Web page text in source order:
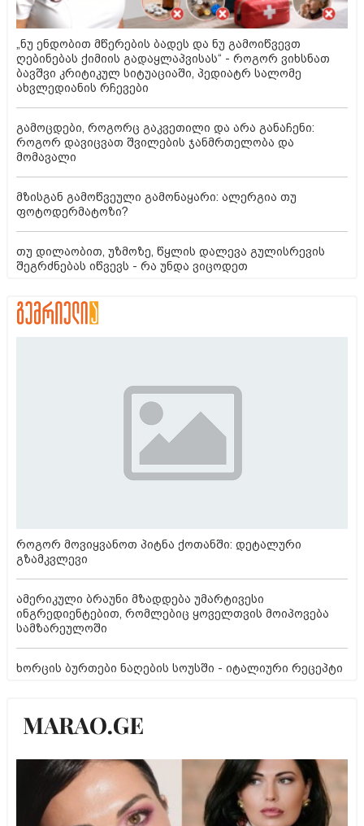
„ნუ ენდობით მწერების ბადეს და ნუ გამოიწვევთ
ღებინებას ქიმიის გადაყლაპვისას“ - როგორ ვიხსნათ
ბავშვი კრიტიკულ სიტუაციაში, პედიატრ სალომე
ახვლედიანის რჩევები
გამოცდები, როგორც გაკვეთილი და არა განაჩენი:
როგორ დავიცვათ შვილების ჯანმრთელობა და
მომავალი
მზისგან გამოწვეული გამონაყარი: ალერგია თუ
ფოტოდერმატოზი?
თუ დილაობით, უზმოზე, წყლის დალევა გულისრევის
შეგრძნებას იწვევს - რა უნდა ვიცოდეთ
როგორ მოვიყვანოთ პიტნა ქოთანში: დეტალური
გზამკვლევი
ამერიკული ბრაუნი მზადდება უმარტივესი
ინგრედიენტებით, რომლებიც ყოველთვის მოიპოვება
სამზარეულოში
ხორცის ბურთები ნაღების სოუსში - იტალიური რეცეპტი